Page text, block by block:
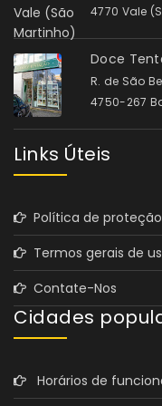
4770 Vale
Doce
R. de São
4750-267
Links Úteis
Política de
Termos gerais de
Contate-Nos
Cidades
Horários de